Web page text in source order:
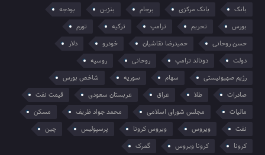
بانک
بانک مرکزی برجام بنزین
بودجه
بورس
تحریم ترامپ ترکیه
تورم
حسن روحانی
حمیدرضا نقاشیان خودرو
دلار
دولت
دونالد ترامپ روحانی
روسیه
رژیم صهیونیستی
سهام سوریه
شاخص بورس
صادرات
طلا عراق عربستان سعودی
قیمت نفت
مالیات
مجلس شورای اسلامی محمد جواد ظریف
مسکن
نفت
ویروس ویروس کرونا پرسپولیس
چین
کرونا
کرونا ویروس گمرک